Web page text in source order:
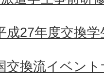
成27年度交換
交換流イベン